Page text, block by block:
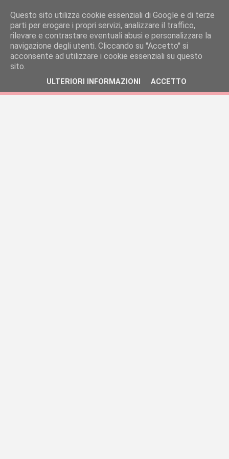
Questo sito utilizza cookie essenziali di Google e di terze
parti per erogare i propri servizi, analizzare il traffico,
rilevare e contrastare eventuali abusi e personalizzare la
navigazione degli utenti. Cliccando su ''Accetto'' si
acconsente ad utilizzare i cookie essenziali su questo
sito.
ULTERIORI INFORMAZIONI ACCETTO